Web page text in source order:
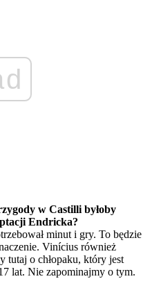
w Castilli byłoby
Endricka?
minut i gry. To będzie
Vinícius również
tutaj o chłopaku, który jest
lat. Nie zapominajmy o tym.